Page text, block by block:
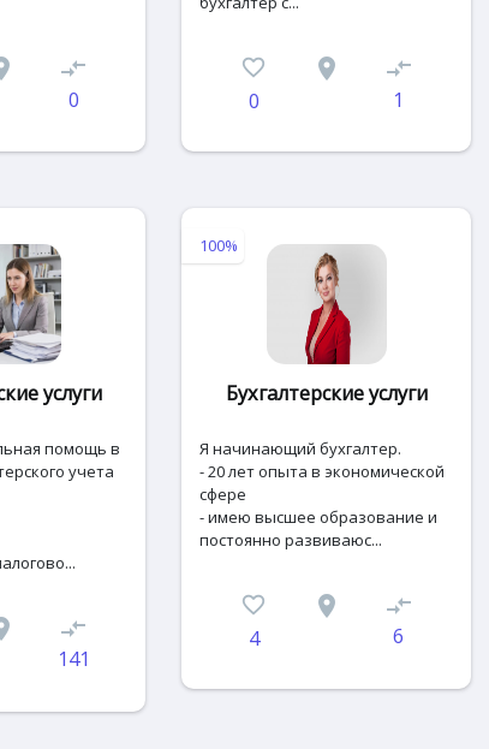
compare_arrows
0
favorite_border
0
place compare_arrows
1
услуги
помощь в
учета
compare_arrows
141
100%
Бухгалтерские услуги
Я начинающий бухгалтер.
- 20 лет опыта в экономической
сфере
- имею высшее образование и
постоянно развиваюс...
favorite_border
4
place compare_arrows
6